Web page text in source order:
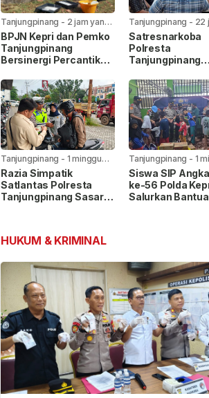
Tanjungpinang - 2 jam yang
lalu
BPJN Kepri dan Pemko
Tanjungpinang
Bersinergi Percantik
Menjelang HUT RI
Tanjungpinang - 22
yang lalu
Satresnarkoba
Polresta
Tanjungpinang
Ekspedisi Cegah
Peredaran
Lewat Paket
Tanjungpinang - 1 minggu
yang lalu
Razia Simpatik
Satlantas Polresta
Tanjungpinang Sasar
Tanjungpinang - 1
yang lalu
Siswa SIP
ke-56 Polda
Salurkan
HUKUM & KRIMINAL